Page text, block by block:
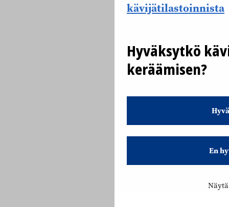
kävijätilastoinnista
Hyväksytkö
keräämisen?
En